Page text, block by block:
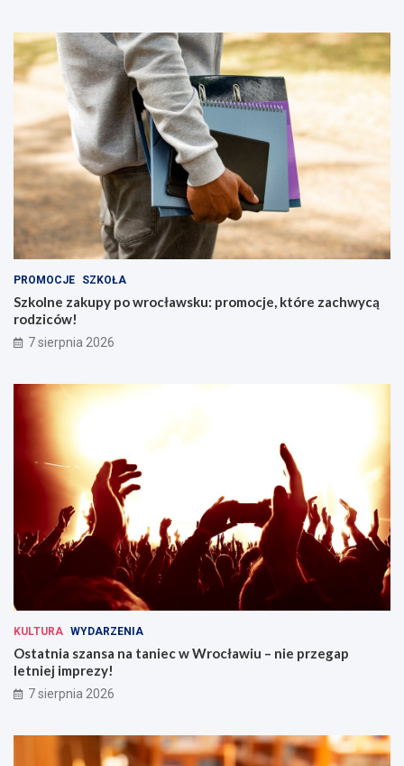
PROMOCJE SZKOŁA
Szkolne zakupy po wrocławsku: promocje, które zachwycą
rodziców!
7 sierpnia 2026
KULTURA WYDARZENIA
Ostatnia szansa na taniec w Wrocławiu – nie przegap
letniej imprezy!
7 sierpnia 2026